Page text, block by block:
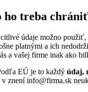
ho treba
údaje možno
platnými a ich
a vašej firme inak ako
EÚ je to každý údaj,
znení info@firma.sk